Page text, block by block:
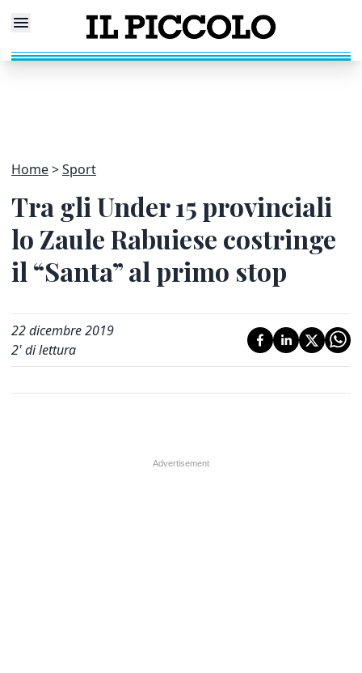
Home Sport
Tra gli Under 15 provinciali
lo Zaule Rabuiese costringe
il “Santa” al primo stop
22 dicembre 2019
2' di lettura